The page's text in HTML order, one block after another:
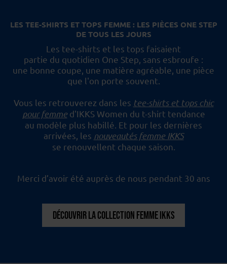
LES TEE-SHIRTS ET TOPS FEMME : LES PIÈCES ONE STEP
DE TOUS LES JOURS
Les tee-shirts et les tops faisaient
partie du quotidien One Step, sans esbroufe :
une bonne coupe, une matière agréable, une pièce
que l'on porte souvent.
Vous les retrouverez dans les tee-shirts et tops chic
pour femmed'IKKS Women du t-shirt tendance
au modèle plus habillé. Et pour les dernières
arrivées, les nouveautés femme IKKS
se renouvellent chaque saison.
Merci d’avoir été auprès de nous pendant 30 ans
DÉCOUVRIR LA COLLECTION FEMME IKKS